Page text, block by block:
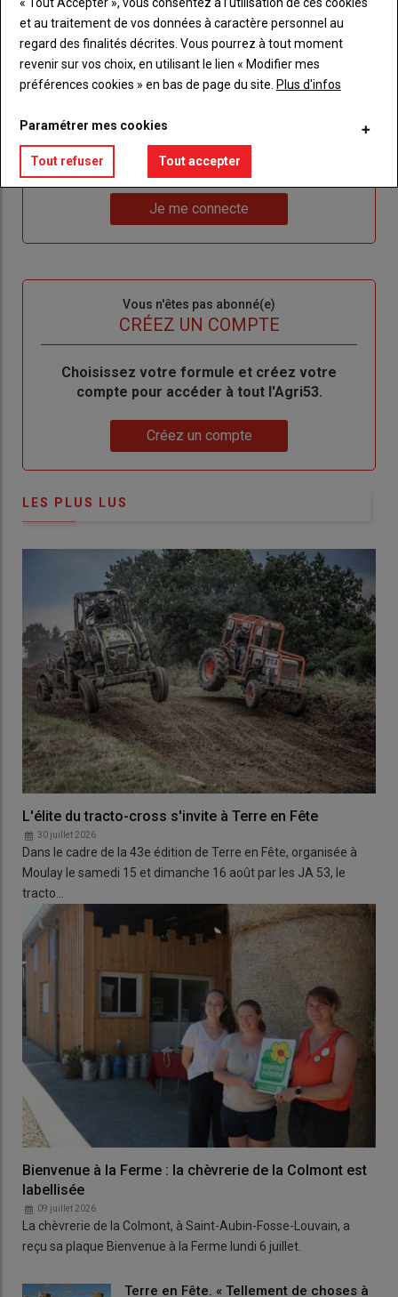
Sous-
titre
Vous êtes abonné(e)
TITRE IDENTIFIEZ-VOUS
Body
Connectez-vous à votre compte pour profiter
Lien
"Créer
un
Créer un nouveau compte
Lien
"Réinitialiser
de
Réinitialiser votre mot de passe
me
Je me connecte
Vous n'êtes pas abonné(e)
CRÉEZ UN COMPTE
BodyChoisissez votre formule et créez votre
compte pour accéder à tout l'Agri53.
Créez un compte
LES PLUS LUS
L'élite du tracto-cross s'invite à Terre en Fête
30 juillet 2026
Dans le cadre de la 43e édition de Terre en Fête, organisée à
Moulay le samedi 15 et dimanche 16 août par les JA 53, le
tracto…
Bienvenue à la Ferme : la chèvrerie de la Colmont est
labellisée
09 juillet 2026
La chèvrerie de la Colmont, à Saint-Aubin-Fosse-Louvain, a
reçu sa plaque Bienvenue à la Ferme lundi 6 juillet.
Terre en Fête. « Tellement de choses à
et au traitement de vos données à caractère personnel au
regard des finalités décrites. Vous pourrez à tout moment
revenir sur vos choix, en utilisant le lien « Modifier mes
préférences cookies » en bas de page du site. Plus d'infos
Paramétrer mes cookies
Tout refuser Tout accepter